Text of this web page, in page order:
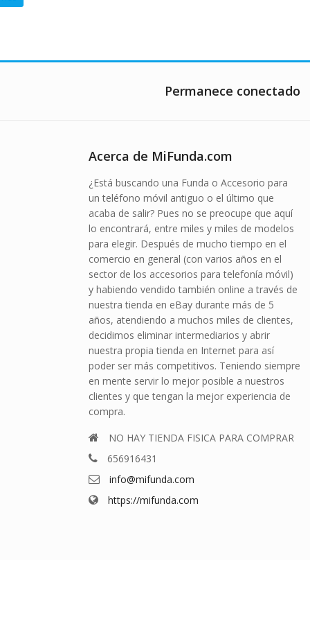
producto
Permanece conectado
Acerca de MiFunda.com
¿Está buscando una Funda o Accesorio para
un teléfono móvil antiguo o el último que
acaba de salir? Pues no se preocupe que aquí
lo encontrará, entre miles y miles de modelos
para elegir. Después de mucho tiempo en el
comercio en general (con varios años en el
sector de los accesorios para telefonía móvil)
y habiendo vendido también online a través de
nuestra tienda en eBay durante más de 5
años, atendiendo a muchos miles de clientes,
decidimos eliminar intermediarios y abrir
nuestra propia tienda en Internet para así
poder ser más competitivos. Teniendo siempre
en mente servir lo mejor posible a nuestros
clientes y que tengan la mejor experiencia de
compra.
NO HAY TIENDA FISICA PARA COMPRAR
656916431
info@mifunda.com
https://mifunda.com